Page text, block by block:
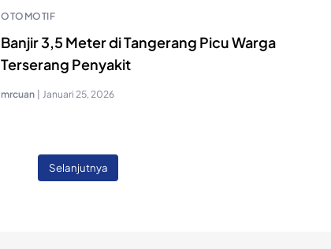
OTOMOTIF
Banjir 3,5 Meter di Tangerang Picu Warga
Terserang Penyakit
mrcuan | Januari 25, 2026
Selanjutnya